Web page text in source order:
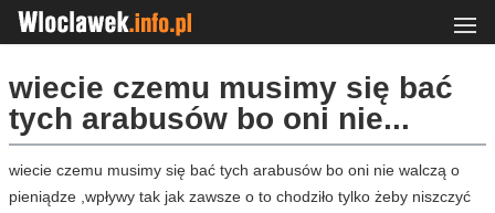
wiecie czemu musimy się bać
tych arabusów bo oni nie...
wiecie czemu musimy się bać tych arabusów bo oni nie walczą o
pieniądze ,wpływy tak jak zawsze o to chodziło tylko żeby niszczyć